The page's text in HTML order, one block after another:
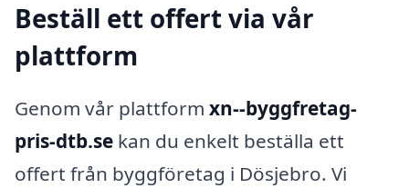
Beställ ett offert via vår
plattform
Genom vår plattform xn--byggfretag-
pris-dtb.se kan du enkelt beställa ett
offert från byggföretag i Dösjebro. Vi